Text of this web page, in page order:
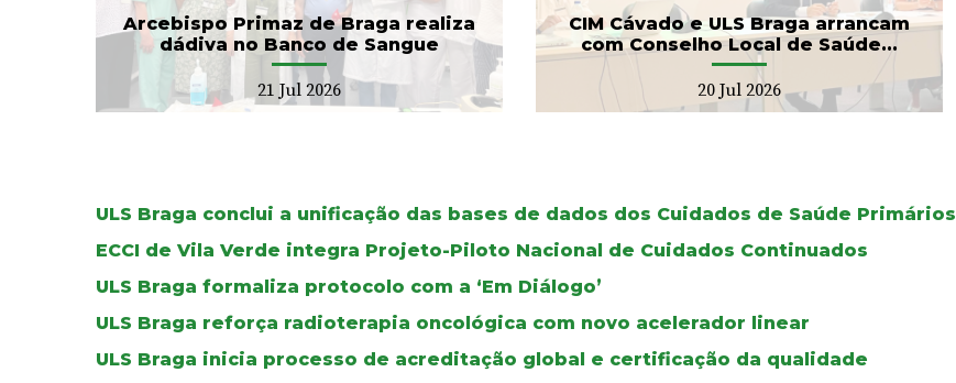
Arcebispo Primaz de Braga realiza
dádiva no Banco de Sangue
21 Jul 2026
CIM Cávado e ULS Braga arrancam
com Conselho Local de Saúde...
20 Jul 2026
20 Jul 2026 17 Jul 2026
ULS Braga conclui a unificação das bases de dados dos Cuidados de Saúde Primários
ECCI de Vila Verde integra Projeto-Piloto Nacional de Cuidados Continuados
ULS Braga formaliza protocolo com a ‘Em Diálogo’
ULS Braga reforça radioterapia oncológica com novo acelerador linear
ULS Braga inicia processo de acreditação global e certificação da qualidade